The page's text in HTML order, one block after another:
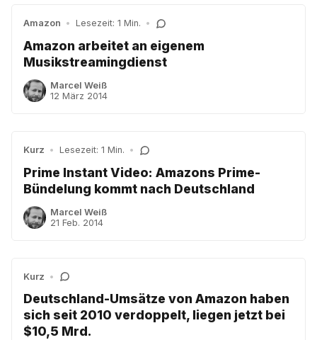
Amazon • Lesezeit: 1 Min. •
Amazon arbeitet an eigenem
Musikstreamingdienst
Marcel Weiß
12 März 2014
Kurz • Lesezeit: 1 Min. •
Prime Instant Video: Amazons Prime-
Bündelung kommt nach Deutschland
Marcel Weiß
21 Feb. 2014
Kurz •
Deutschland-Umsätze von Amazon haben
sich seit 2010 verdoppelt, liegen jetzt bei
$10,5 Mrd.